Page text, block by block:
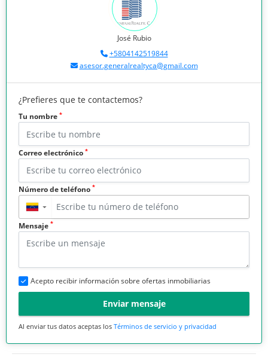
José Rubio
+5804142519844
asesor.generalrealtyca@gmail.com
¿Prefieres que te contactemos?
Tu nombre *
Correo electrónico *
Número de teléfono *
▼
Mensaje *
Acepto recibir información sobre ofertas inmobiliarias
Enviar mensaje
Al enviar tus datos aceptas los Términos de servicio y privacidad